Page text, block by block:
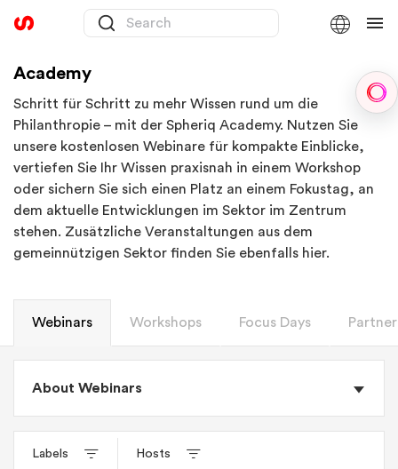
Academy
Schritt für Schritt zu mehr Wissen rund um die
Philanthropie – mit der Spheriq Academy. Nutzen Sie
unsere kostenlosen Webinare für kompakte Einblicke,
vertiefen Sie Ihr Wissen praxisnah in einem Workshop
oder sichern Sie sich einen Platz an einem Fokustag, an
dem aktuelle Entwicklungen im Sektor im Zentrum
stehen. Zusätzliche Veranstaltungen aus dem
gemeinnützigen Sektor finden Sie ebenfalls hier.
Webinars Workshops Focus Days
About Webinars
Labels Hosts